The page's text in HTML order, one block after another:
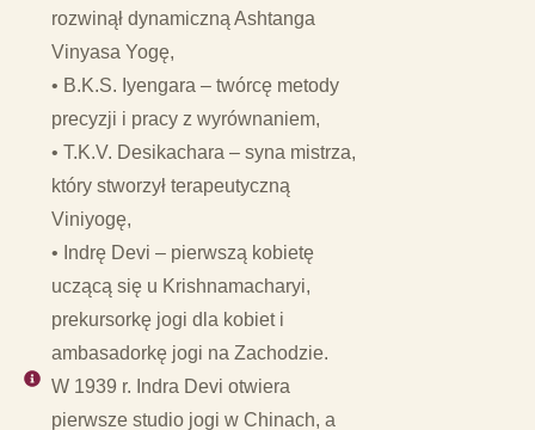
rozwinął dynamiczną Ashtanga
Vinyasa Yogę,
• B.K.S. Iyengara – twórcę metody
precyzji i pracy z wyrównaniem,
• T.K.V. Desikachara – syna mistrza,
który stworzył terapeutyczną
Viniyogę,
• Indrę Devi – pierwszą kobietę
uczącą się u Krishnamacharyi,
prekursorkę jogi dla kobiet i
ambasadorkę jogi na Zachodzie.
W 1939 r. Indra Devi otwiera
pierwsze studio jogi w Chinach, a